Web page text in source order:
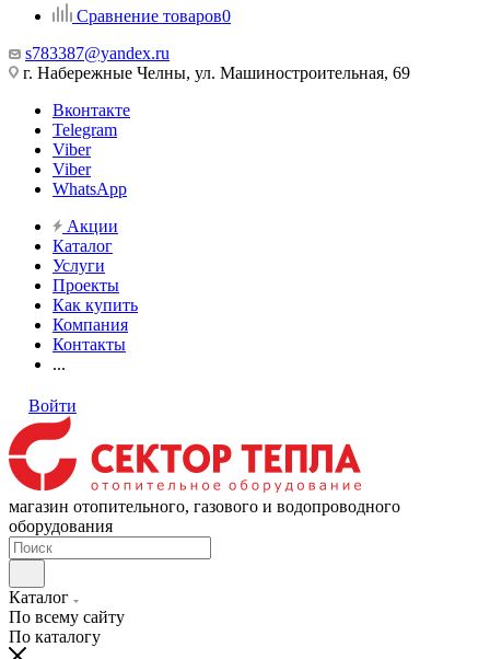
Сравнение товаров0
s783387@yandex.ru
г. Набережные Челны, ул. Машиностроительная, 69
Вконтакте
Telegram
Viber
Viber
WhatsApp
Акции
Каталог
Услуги
Проекты
Как купить
Компания
Контакты
...
Войти
магазин отопительного, газового и водопроводного
оборудования
Каталог
По всему сайту
По каталогу